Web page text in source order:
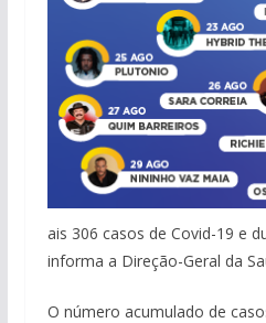
ais 306 casos de Covid-19 e
informa a Direção-Geral da
O número acumulado de